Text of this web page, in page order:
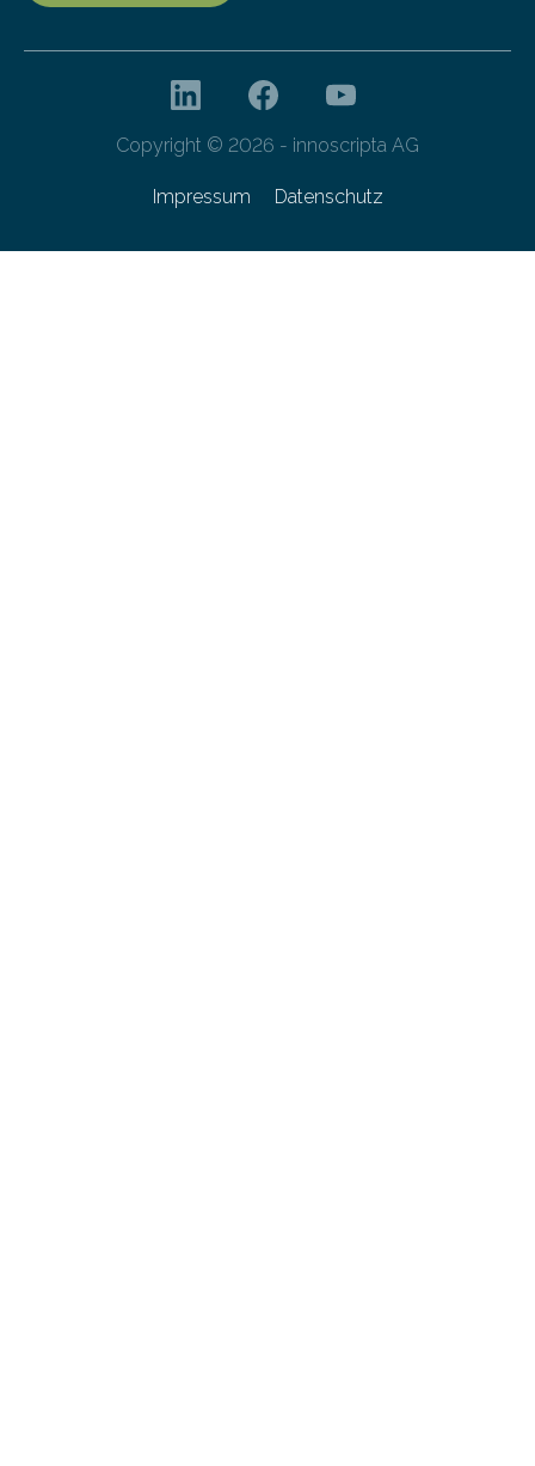
Copyright © 2026 - innoscripta AG
Impressum Datenschutz